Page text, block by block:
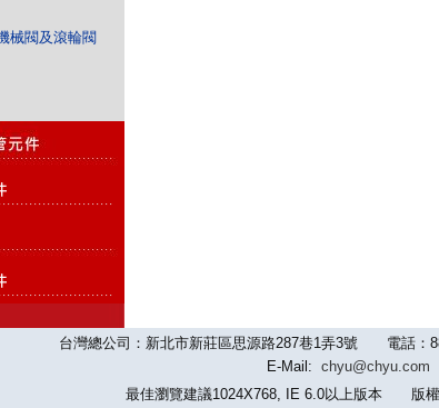
械閥及滾輪閥
台灣總公司：新北市新莊區思源路287巷1弄3號 電話：
E-Mail: chyu@chyu.com
最佳瀏覽建議1024X768, IE 6.0以上版本 版權